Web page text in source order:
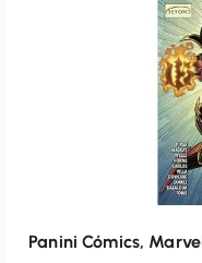
Panini Cómics,